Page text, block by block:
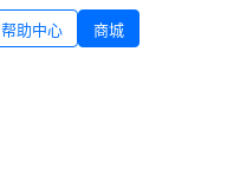
帮助中心 商城